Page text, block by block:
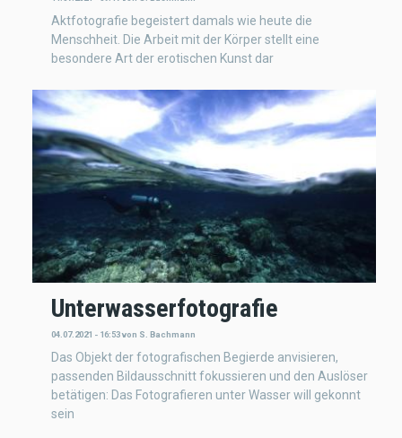
Aktfotografie begeistert damals wie heute die
Menschheit. Die Arbeit mit der Körper stellt eine
besondere Art der erotischen Kunst dar
Unterwasserfotografie
04.07.2021 - 16:53von S. Bachmann
Das Objekt der fotografischen Begierde anvisieren,
passenden Bildausschnitt fokussieren und den Auslöser
betätigen: Das Fotografieren unter Wasser will gekonnt
sein